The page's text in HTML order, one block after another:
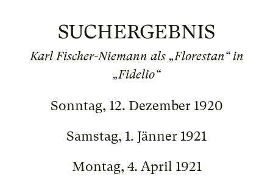
SUCHERGEBNIS
Karl Fischer-Niemann als „Florestan“ in
„Fidelio“
Sonntag, 12. Dezember 1920
Samstag, 1. Jänner 1921
Montag, 4. April 1921